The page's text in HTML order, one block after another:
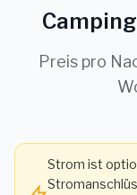
Preis pro
Strom ist